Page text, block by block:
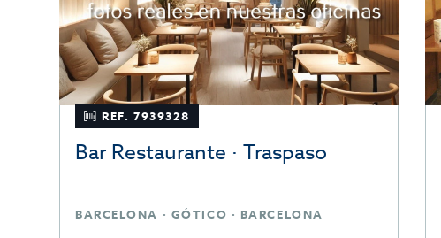
REF. 7939328
Bar Restaurante · Traspaso
BARCELONA · GÓTICO · BARCELONA